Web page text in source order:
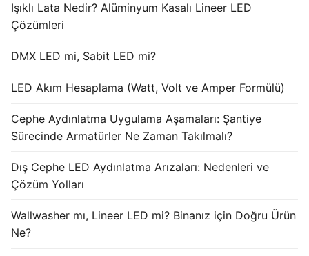
Dış Mekan LED Driver
Cephe Animasyon DOTLED Serisi
Cephe Animasyon WallWasher Serisi
İLETİŞİM & SİPARİŞ
Işıklı Lata Nedir? Alüminyum Kasalı Lineer LED
Çözümleri
DMX LED mi, Sabit LED mi?
LED Akım Hesaplama (Watt, Volt ve Amper Formülü)
Cephe Aydınlatma Uygulama Aşamaları: Şantiye
Sürecinde Armatürler Ne Zaman Takılmalı?
Dış Cephe LED Aydınlatma Arızaları: Nedenleri ve
Çözüm Yolları
Wallwasher mı, Lineer LED mi? Binanız için Doğru Ürün
Ne?